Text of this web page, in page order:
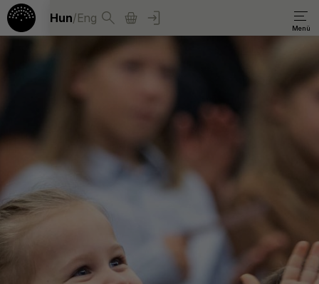
Hun/Eng